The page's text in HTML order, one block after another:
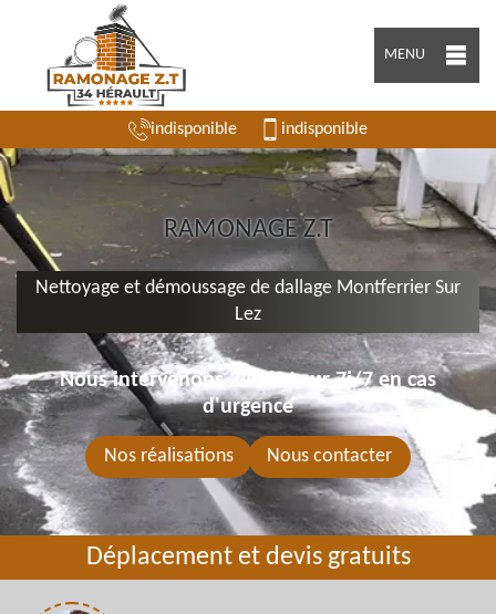
MENU
indisponible indisponible
RAMONAGE Z.T
Nettoyage et démoussage de dallage Montferrier Sur
Lez
Nous intervenons 24h/24 sur 7j/7 en cas
d'urgence
Nos réalisations Nous contacter
Déplacement et devis gratuits